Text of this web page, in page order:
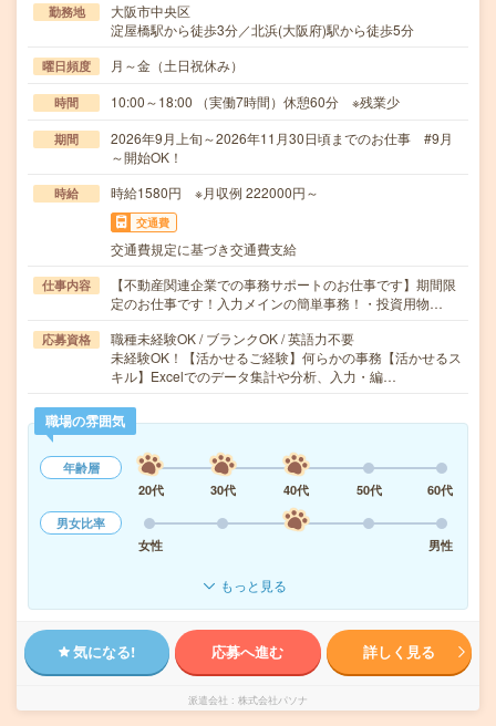
勤務地
大阪市中央区
淀屋橋駅から徒歩3分／北浜(大阪府)駅から徒歩5分
曜日頻度 月～金（土日祝休み）
時間 10:00～18:00 （実働7時間）休憩60分 ※残業少
期間
2026年9月上旬～2026年11月30日頃までのお仕事 #9月
～開始OK！
時給 時給1580円 ※月収例 222000円～
交通費
交通費規定に基づき交通費支給
仕事内容
【不動産関連企業での事務サポートのお仕事です】期間限
定のお仕事です！入力メインの簡単事務！・投資用物…
応募資格
職種未経験OK / ブランクOK / 英語力不要
未経験OK！【活かせるご経験】何らかの事務【活かせるス
キル】Excelでのデータ集計や分析、入力・編…
職場の雰囲気
年齢層
20代
30代 40代 50代
60代
男女比率
女性
男性
もっと見る
気になる! 応募へ進む 詳しく見る
派遣会社 株式会社パソナ